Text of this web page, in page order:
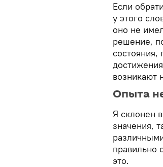
Если
у этого
оно не
решение,
возникают
Опыта
Я склонен
значения,
правильно
это.